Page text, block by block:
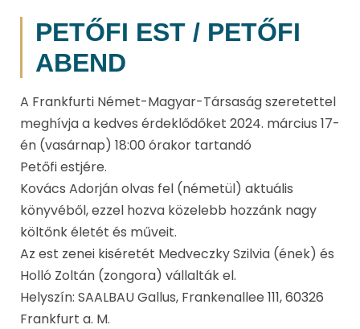
PETŐFI EST / PETŐFI
ABEND
A Frankfurti Német-Magyar-Társaság szeretettel
meghívja a kedves érdeklődőket 2024. március 17-
én (vasárnap) 18:00 órakor tartandó
Petőfi estjére.
Kovács Adorján olvas fel (németül) aktuális
könyvéből, ezzel hozva közelebb hozzánk nagy
költőnk életét és műveit.
Az est zenei kiséretét Medveczky Szilvia (ének) és
Holló Zoltán (zongora) vállalták el.
Helyszín: SAALBAU Gallus, Frankenallee 111, 60326
Frankfurt a. M.